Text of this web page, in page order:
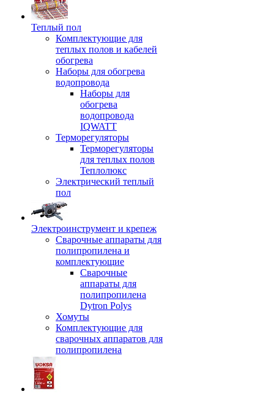
Теплый пол
Комплектующие для
теплых полов и кабелей
обогрева
Наборы для обогрева
водопровода
Наборы для
обогрева
водопровода
IQWATT
Терморегуляторы
Терморегуляторы
для теплых полов
Теплолюкс
Электрический теплый
пол
Электроинструмент и крепеж
Сварочные аппараты для
полипропилена и
комплектующие
Сварочные
аппараты для
полипропилена
Dytron Polys
Хомуты
Комплектующие для
сварочных аппаратов для
полипропилена